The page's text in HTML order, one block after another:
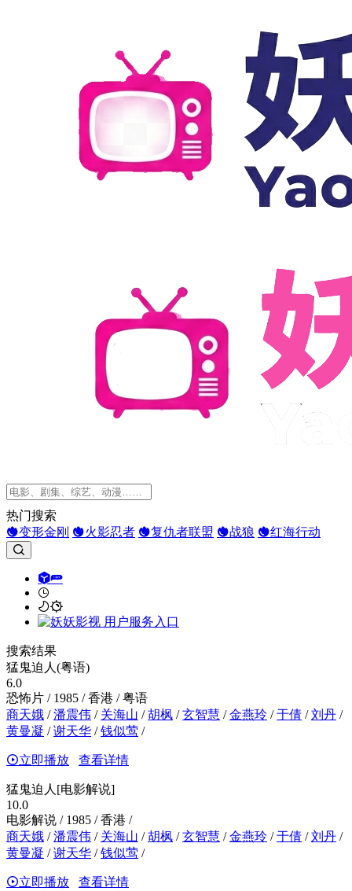
热门搜索
变形金刚
火影忍者 复仇者联盟 战狼 红海行动
搜索结果
猛鬼迫人(粤语)
6.0
恐怖片 / 1985 / 香港 / 粤语
商天娥 /潘震伟 / 关海山 /胡枫 /玄智慧 /金燕玲 /于倩 /刘丹 /
黄曼凝 /谢天华 /钱似莺 /
立即播放 查看详情
猛鬼迫人[电影解说]
10.0
电影解说 / 1985 / 香港 /
商天娥 /潘震伟 / 关海山 /胡枫 /玄智慧 /金燕玲 /于倩 /刘丹 /
黄曼凝 /谢天华 /钱似莺 /
立即播放 查看详情